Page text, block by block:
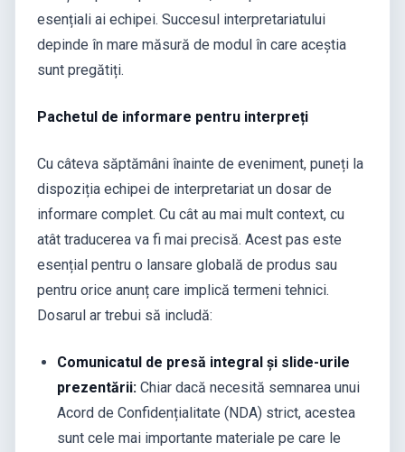
esențiali ai echipei. Succesul interpretariatului
depinde în mare măsură de modul în care aceștia
sunt pregătiți.
Pachetul de informare pentru interpreți
Cu câteva săptămâni înainte de eveniment, puneți la
dispoziția echipei de interpretariat un dosar de
informare complet. Cu cât au mai mult context, cu
atât traducerea va fi mai precisă. Acest pas este
esențial pentru o lansare globală de produs sau
pentru orice anunț care implică termeni tehnici.
Dosarul ar trebui să includă:
Comunicatul de presă integral și slide-urile
prezentării: Chiar dacă necesită semnarea unui
Acord de Confidențialitate (NDA) strict, acestea
sunt cele mai importante materiale pe care le